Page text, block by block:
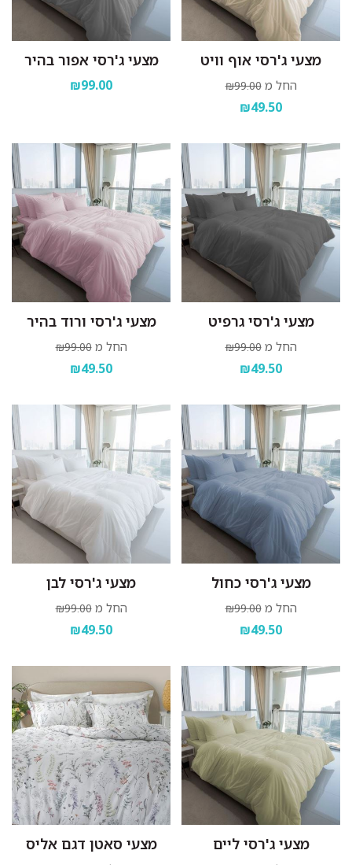
מצעי ג'רסי אוף וויט
החל מ ₪99.00
₪49.50
מצעי ג'רסי אפור בהיר
₪99.00
מצעי ג'רסי גרפיט
החל מ ₪99.00
₪49.50
מצעי ג'רסי ורוד בהיר
החל מ ₪99.00
₪49.50
מצעי ג'רסי כחול
החל מ ₪99.00
₪49.50
מצעי ג'רסי לבן
החל מ ₪99.00
₪49.50
מצעי ג'רסי ליים מצעי סאטן דגם אליס